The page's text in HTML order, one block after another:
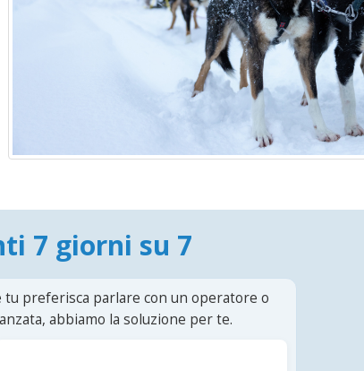
7 giorni su 7
tu preferisca parlare con un operatore o
abbiamo la soluzione per te.